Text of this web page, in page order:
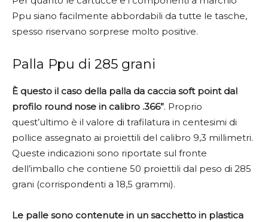
Ppu siano facilmente abbordabili da tutte le tasche,
spesso riservano sorprese molto positive.
Palla Ppu di 285 grani
È questo il caso della palla da caccia soft point dal
profilo round nose in calibro .366”. Proprio
quest’ultimo è il valore di trafilatura in centesimi di
pollice assegnato ai proiettili del calibro 9,3 millimetri.
Queste indicazioni sono riportate sul fronte
dell’imballo che contiene 50 proiettili dal peso di 285
grani (corrispondenti a 18,5 grammi).
Le palle sono contenute in un sacchetto in plastica